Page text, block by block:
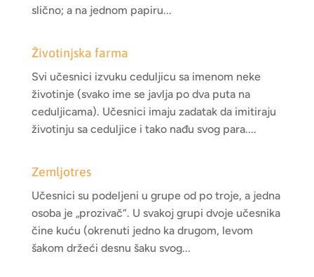
slično; a na jednom papiru...
Životinjska farma
Svi učesnici izvuku ceduljicu sa imenom neke
životinje (svako ime se javlja po dva puta na
ceduljicama). Učesnici imaju zadatak da imitiraju
životinju sa ceduljice i tako nađu svog para....
Zemljotres
Učesnici su podeljeni u grupe od po troje, a jedna
osoba je „prozivač“. U svakoj grupi dvoje učesnika
čine kuću (okrenuti jedno ka drugom, levom
šakom držeći desnu šaku svog...